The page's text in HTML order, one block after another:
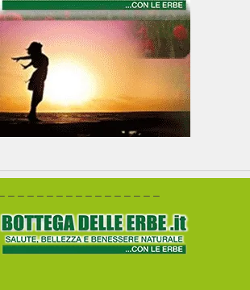
– – – – – – – – – – – – – – – –